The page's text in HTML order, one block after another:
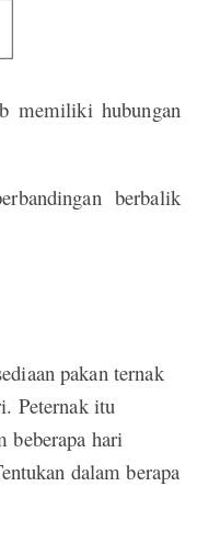
memiliki hubungan
berbalik
pakan ternak
Peternak itu
beberapa hari
dalam berapa